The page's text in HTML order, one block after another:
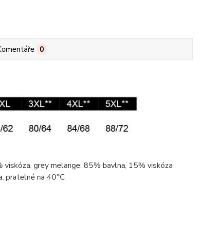
0
viskóza, greymelange: 85% bavlna, 15% viskóza
, pratelné na 40°C